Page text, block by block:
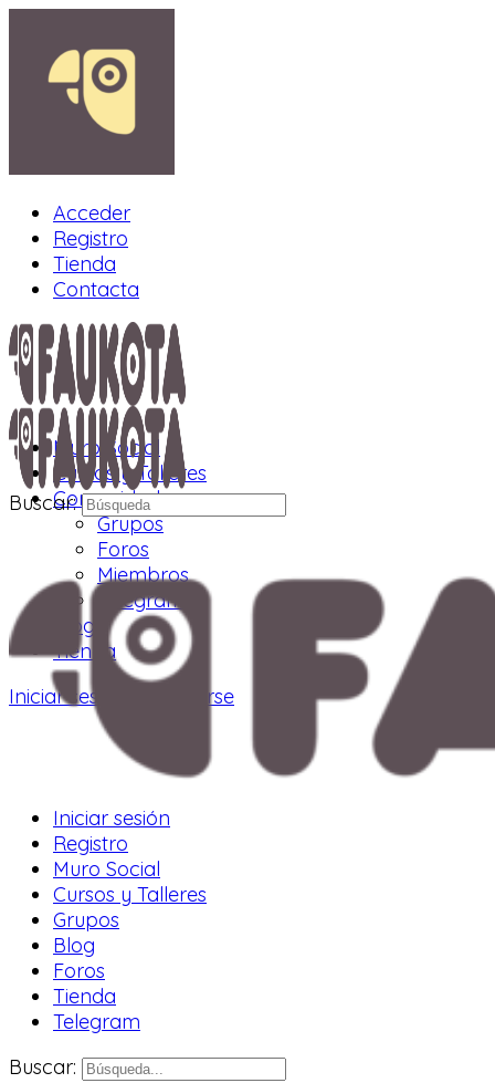
Acceder
Registro
Tienda
Contacta
Muro Social
Cursos y Talleres
Comunidad
Grupos
Foros
Miembros
Telegram
Blog
Tienda
Iniciar sesión
Registrarse
Buscar:
Iniciar sesión
Registro
Muro Social
Cursos y Talleres
Grupos
Blog
Foros
Tienda
Telegram
Buscar: